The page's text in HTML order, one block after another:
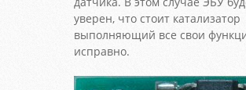
уверен, что стоит катализатор
выполняющий все свои
исправно.